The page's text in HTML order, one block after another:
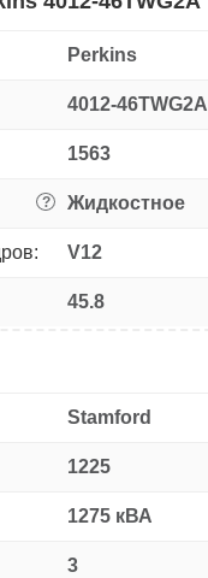
Perkins
4012-46TWG2A
1563
? Жидкостное
V12
45.8
Stamford
1225
1275 кВА
3